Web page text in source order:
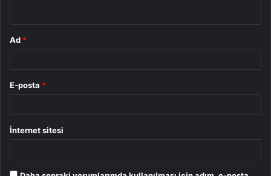
Ad *
E-posta *
İnternet sitesi